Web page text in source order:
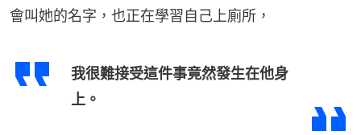
會叫她的名字，也正在學習自己上廁所，
我很難接受這件事竟然發生在他身
上。